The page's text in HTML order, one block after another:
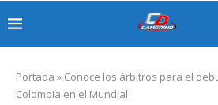
Portada » Conoce los árbitros para el
Colombia en el Mundial